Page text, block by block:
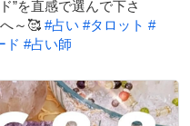
”を直感で選んで下さ
へ～🥰 #占い #タロット #
ド #占い師